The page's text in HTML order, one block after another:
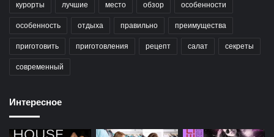
курорты лучшие место обзор особенности
особенность отдыха правильно преимущества
приготовить приготовления рецепт салат секреты
современный
Интересное